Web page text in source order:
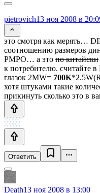
pietrovich13 ноя 2008 в
это смотря как мерять…
соотношению размеров
PMPO… а это по китайски
к потребителю. считайте
глазок 2MW= 700K
хотя штуками такие
прикинуть сколько это в
Ответить
Death13 ноя 2008 в 13:00